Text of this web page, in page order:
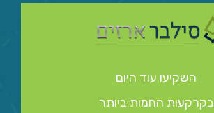
השקיעו עוד היום
בקרקעות החמות ביותר